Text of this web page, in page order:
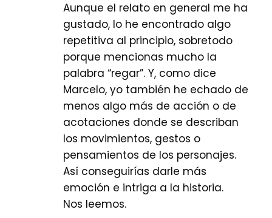
Aunque el relato en general me ha
gustado, lo he encontrado algo
repetitiva al principio, sobretodo
porque mencionas mucho la
palabra “regar”. Y, como dice
Marcelo, yo también he echado de
menos algo más de acción o de
acotaciones donde se describan
los movimientos, gestos o
pensamientos de los personajes.
Así conseguirías darle más
emoción e intriga a la historia.
Nos leemos.